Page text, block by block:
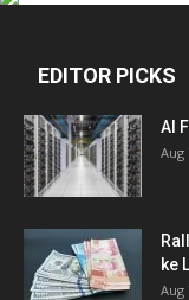
EDITOR PICKS
AI
Aug
ke
Aug